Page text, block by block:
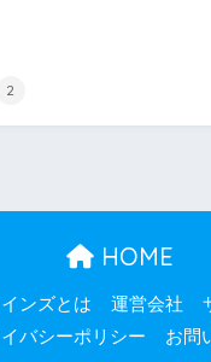
2
HOME
ンズとは 運営会社
バシーポリシー
お問